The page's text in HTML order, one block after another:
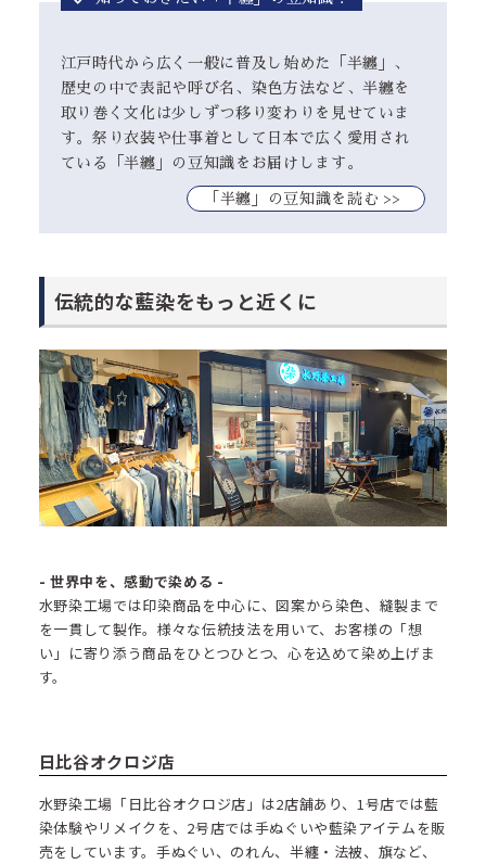
江戸時代から広く一般に普及し始めた「半纏」、
歴史の中で表記や呼び名、染色方法など、半纏を
取り巻く文化は少しずつ移り変わりを見せていま
す。祭り衣装や仕事着として日本で広く愛用され
ている「半纏」の豆知識をお届けします。
｢半纏」の豆知識を読む >>
伝統的な藍染をもっと近くに
- 世界中を、感動で染める -
水野染工場では印染商品を中心に、図案から染色、縫製まで
を一貫して製作。様々な伝統技法を用いて、お客様の「想
い」に寄り添う商品をひとつひとつ、心を込めて染め上げま
す。
日比谷オクロジ店
水野染工場「日比谷オクロジ店」は2店舗あり、1号店では藍
染体験やリメイクを、2号店では手ぬぐいや藍染アイテムを販
売をしています。手ぬぐい、のれん、半纏・法被、旗など、